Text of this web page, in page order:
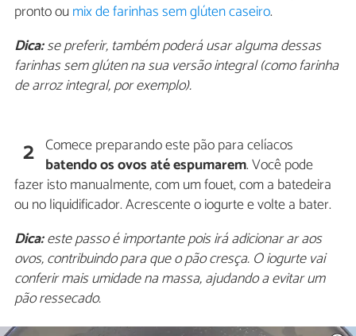
pronto oumix de farinhas sem glúten caseiro.
Dica:se preferir, também poderá usar alguma dessas
farinhas sem glúten na sua versão integral (como farinha
de arroz integral, por exemplo).
2 Comece preparando este pão para celíacos
batendo os ovos até espumarem. Você pode
fazer isto manualmente, com um fouet, com a batedeira
ou no liquidificador. Acrescente o iogurte e volte a bater.
Dica:este passo é importante pois irá adicionar ar aos
ovos, contribuindo para que o pão cresça. O iogurte vai
conferir mais umidade na massa, ajudando a evitar um
pão ressecado.